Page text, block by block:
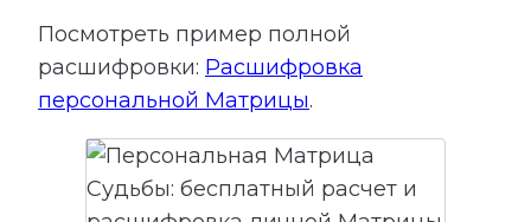
Посмотреть пример полной
расшифровки: Расшифровка
персональной Матрицы.